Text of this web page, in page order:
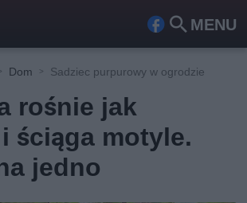
MENU
Fa
ook
Szu
Dom Sadziec purpurowy w ogrodzie
rośnie jak
ściąga motyle.
jedno